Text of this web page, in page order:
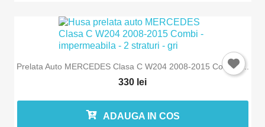
Prelata Auto MERCEDES Clasa C W204 2008-2015 Combi -...
330 lei
ADAUGA IN COS